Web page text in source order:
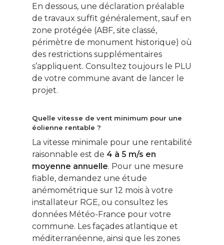
En dessous, une déclaration préalable
de travaux suffit généralement, sauf en
zone protégée (ABF, site classé,
périmètre de monument historique) où
des restrictions supplémentaires
s’appliquent. Consultez toujours le PLU
de votre commune avant de lancer le
projet.
Quelle vitesse de vent minimum pour une
éolienne rentable ?
La vitesse minimale pour une rentabilité
raisonnable est de 4 à 5 m/s en
moyenne annuelle. Pour une mesure
fiable, demandez une étude
anémométrique sur 12 mois à votre
installateur RGE, ou consultez les
données Météo-France pour votre
commune. Les façades atlantique et
méditerranéenne, ainsi que les zones